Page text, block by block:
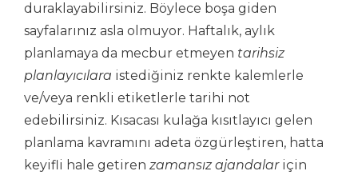
duraklayabilirsiniz. Böylece boşa giden
sayfalarınız asla olmuyor. Haftalık, aylık
planlamaya da mecbur etmeyen tarihsiz
planlayıcılara istediğiniz renkte kalemlerle
ve/veya renkli etiketlerle tarihi not
edebilirsiniz. Kısacası kulağa kısıtlayıcı gelen
planlama kavramını adeta özgürleştiren, hatta
keyifli hale getiren zamansız ajandalariçin